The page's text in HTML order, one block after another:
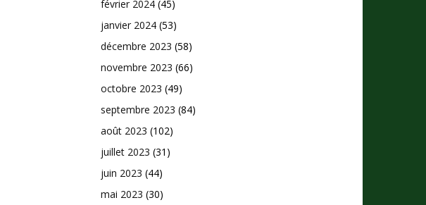
février 2024 (45)
janvier 2024 (53)
décembre 2023 (58)
novembre 2023 (66)
octobre 2023 (49)
septembre 2023 (84)
août 2023 (102)
juillet 2023 (31)
juin 2023 (44)
mai 2023 (30)